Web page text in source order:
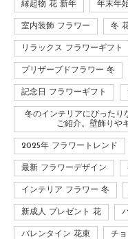
縁起物 花 新年 年末年
室内装飾 フラワー 冬
リラックス フラワーギフト
プリザーブドフラワー 冬
記念日 フラワーギフト
冬のインテリアにぴったり
ご紹介。壁飾りや
2025年 フラワートレンド
最新 フラワーデザイン
インテリア フラワー 冬
新成人 プレゼント 花
バレンタイン 花束 チ